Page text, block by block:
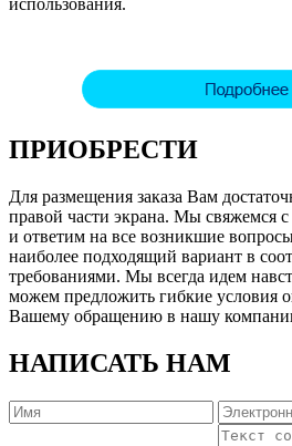
использования.
ПРИОБРЕСТИ
Для размещения заказа Вам
правой части экрана. Мы свяжемся
и ответим на все возникшие
наиболее подходящий вариант в
требованиями. Мы всегда идем
можем предложить гибкие условия
Вашему обращению в нашу
НАПИСАТЬ НАМ